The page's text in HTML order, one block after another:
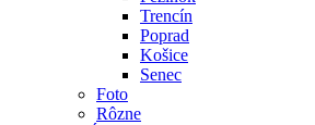
Trencín
Poprad
Košice
Senec
Foto
Rôzne